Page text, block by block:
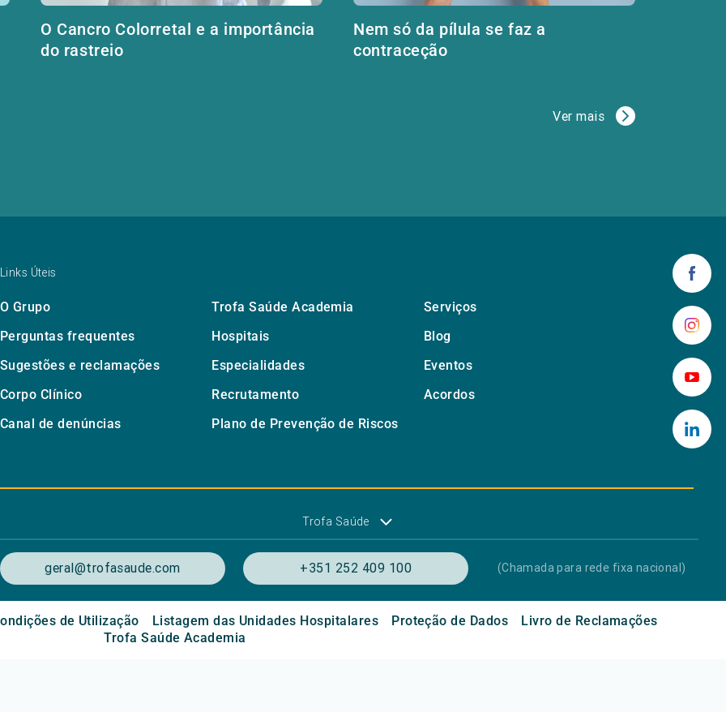
O Cancro Colorretal e a importância
do rastreio
Nem só da pílula se faz a
contraceção
Ver mais
Links Úteis
O Grupo Trofa Saúde Academia
Serviços
Perguntas frequentes
Hospitais
Blog
Sugestões e reclamações
Especialidades
Eventos
Corpo Clínico
Recrutamento
Acordos
Canal de denúncias
Plano de Prevenção de Riscos
Trofa Saúde
geral@trofasaude.com +351 252 409 100 (Chamada para rede fixa nacional)
de Utilização Listagem das Unidades Hospitalares Proteção de Dados
Livro de Reclamações
Trofa Saúde Academia